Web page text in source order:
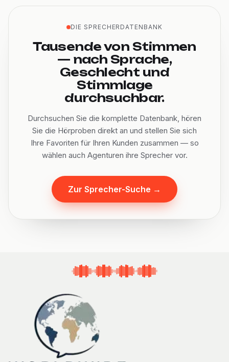
DIE SPRECHERDATENBANK
Tausende von Stimmen
— nach Sprache,
Geschlecht und
Stimmlage
durchsuchbar.
Durchsuchen Sie die komplette Datenbank, hören
Sie die Hörproben direkt an und stellen Sie sich
Ihre Favoriten für Ihren Kunden zusammen — so
wählen auch Agenturen ihre Sprecher vor.
Zur Sprecher-Suche →